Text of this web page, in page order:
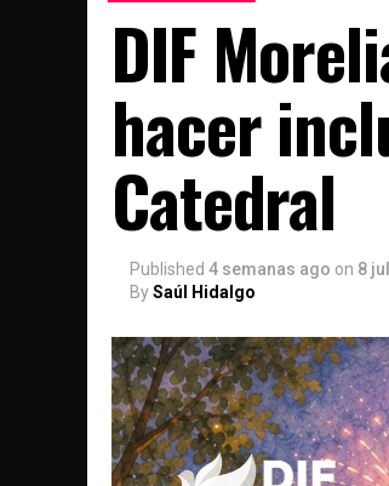
DIF
hacer
Catedral
Published 4 semanas ago on 8
BySaúl Hidalgo